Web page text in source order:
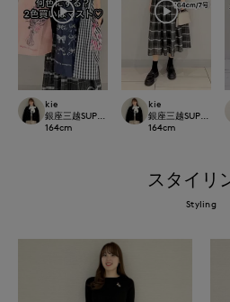
kie
銀座三越SUPERIOR CLOSET GINZA
164cm
kie
銀座三越SUPERIOR
164cm
スタイリ
Styling